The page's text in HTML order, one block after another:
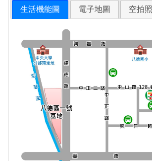
生活機能圖 電子地圖 空拍